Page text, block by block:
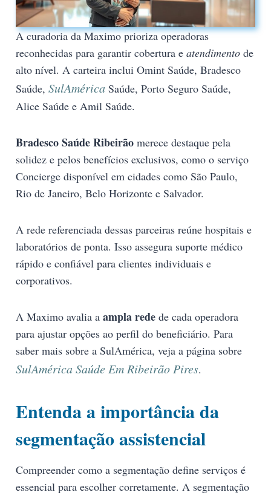
A curadoria da Maximo prioriza operadoras
reconhecidas para garantir cobertura e atendimento de
alto nível. A carteira inclui Omint Saúde, Bradesco
Saúde, SulAmérica Saúde, Porto Seguro Saúde,
Alice Saúde e Amil Saúde.
Bradesco Saúde Ribeirão merece destaque pela
solidez e pelos benefícios exclusivos, como o serviço
Concierge disponível em cidades como São Paulo,
Rio de Janeiro, Belo Horizonte e Salvador.
A rede referenciada dessas parceiras reúne hospitais e
laboratórios de ponta. Isso assegura suporte médico
rápido e confiável para clientes individuais e
corporativos.
A Maximo avalia a ampla rede de cada operadora
para ajustar opções ao perfil do beneficiário. Para
saber mais sobre a SulAmérica, veja a página sobre
SulAmérica Saúde Em Ribeirão Pires.
Entenda a importância da
segmentação assistencial
Compreender como a segmentação define serviços é
essencial para escolher corretamente. A segmentação